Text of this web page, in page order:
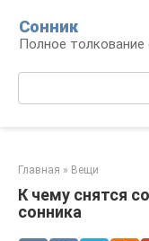
контенту
Сонник
Полное толкование
Главная » Вещи
К чему снятся
сонника